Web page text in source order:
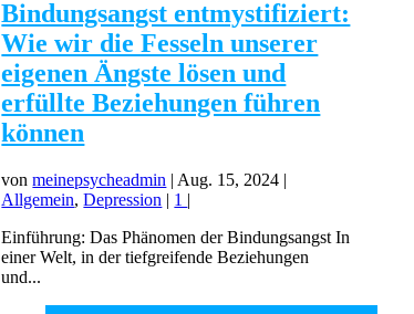
Bindungsangst entmystifiziert:
Wie wir die Fesseln unserer
eigenen Ängste lösen und
erfüllte Beziehungen führen
können
vonmeinepsycheadmin | Aug. 15, 2024 |
Allgemein,Depression | 1 |
Einführung: Das Phänomen der Bindungsangst In
einer Welt, in der tiefgreifende Beziehungen
und...